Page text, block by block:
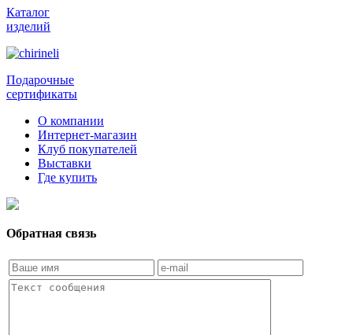
Каталог
изделий
Подарочные
сертификаты
О компании
Интернет-магазин
Клуб покупателей
Выставки
Где купить
Обратная связь